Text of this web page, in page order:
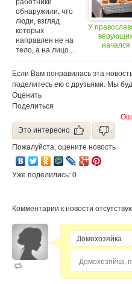
работники
обнаружили, что
люди, взгляд
которых
направлен не на
тело, а на лицо...
У
начался
Если Вам понравилась эта
поделитесь ею с друзьями. Мы
Оценить
Поделиться
Это интересно
Пожалуйста, оцените новость
Уже поделились: 0
Комментарии к новости